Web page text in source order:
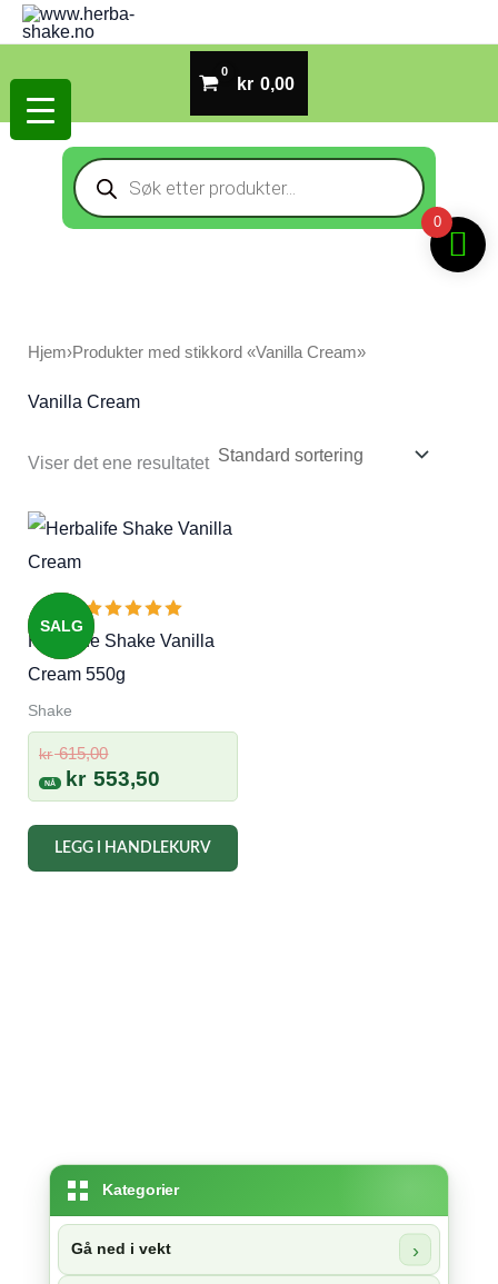
Hopp
rett
til
innholdet
kr 0,00
Products
search
Kategorier
Gå ned i vekt
Hjem›Produkter med stikkord «Vanilla Cream»
Vanilla Cream
Viser det ene resultatet
SALG
Herbalife Shake Vanilla
Cream 550g
Shake
kr615,00Opprinnelig
pris
var:
kr 615,00.
kr 553,50
pris
er:
kr 553,50.
LEGG I HANDLEKURV
0